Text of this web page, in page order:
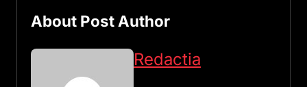
About Post Author
Redactia